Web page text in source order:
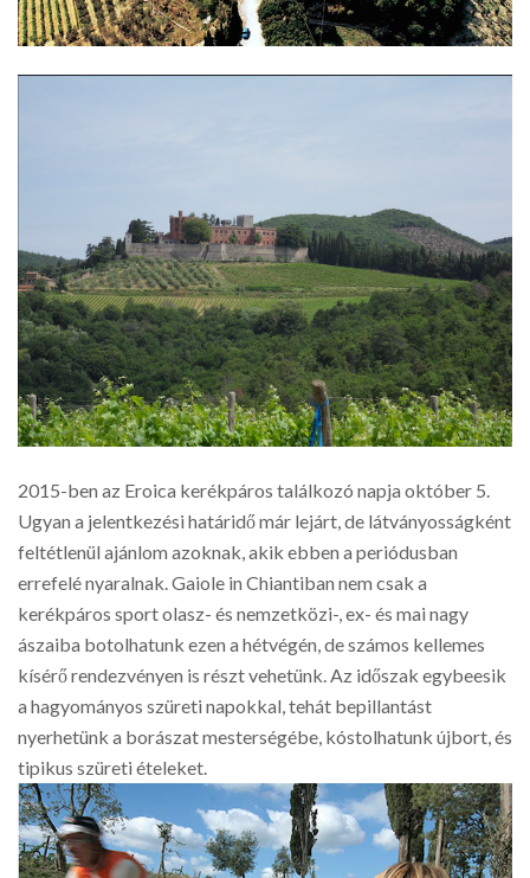
2015-ben az Eroica kerékpáros találkozó napja október 5.
Ugyan a jelentkezési határidő már lejárt, de látványosságként
feltétlenül ajánlom azoknak, akik ebben a periódusban
errefelé nyaralnak. Gaiole in Chiantiban nem csak a
kerékpáros sport olasz- és nemzetközi-, ex- és mai nagy
ászaiba botolhatunk ezen a hétvégén, de számos kellemes
kísérő rendezvényen is részt vehetünk. Az időszak egybeesik
a hagyományos szüreti napokkal, tehát bepillantást
nyerhetünk a borászat mesterségébe, kóstolhatunk újbort, és
tipikus szüreti ételeket.